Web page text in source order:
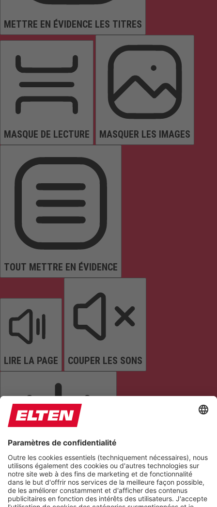
METTRE EN ÉVIDENCE LES TITRES
MASQUE DE LECTURE MASQUER LES IMAGES
TOUT METTRE EN ÉVIDENCE
LIRE LA PAGE COUPER LES SONS
ARRÊTER LES ANIMATIONS